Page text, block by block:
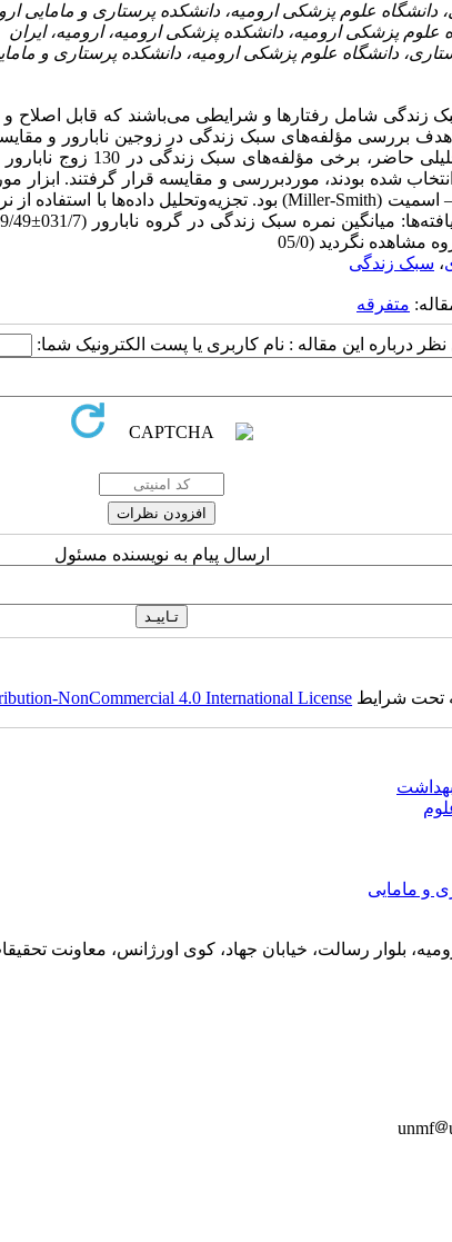
شامل رفتارها و شرایطی می‌باشند که قابل اصلاح و
بررسی مؤلفه‌های سبک زندگی در زوجین نابارور و
شده بودند، موردبررسی و مقایسه قرار گرفتند. ابزار
مشاهده نگردید (05/0
، سبک زندگی
متفرقه
نظر درباره این مقاله : نام کاربری یا پست الکترونیک شما:
ارسال پیام به نویسنده مسئول
تحت شرایط NonCommercial 4.0 International License
و مامایی
بلوار رسالت، خیابان جهاد، کوی اورژانس، معاونت
unmf